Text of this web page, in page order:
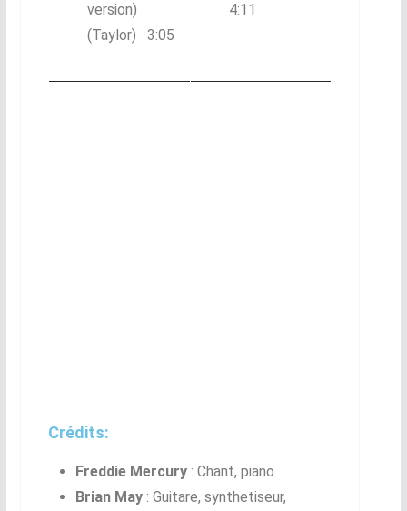
version)
(Taylor) 3:05
4:11
Crédits:
Freddie Mercury: Chant, piano
Brian May: Guitare, synthetiseur,